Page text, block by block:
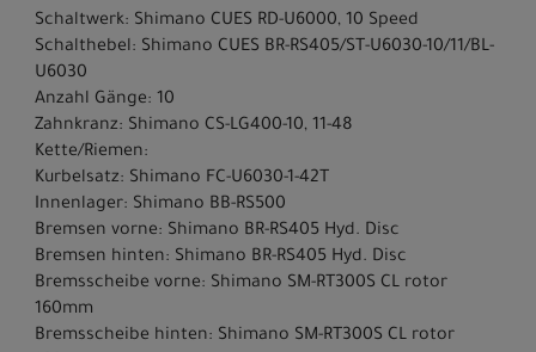
Schaltwerk: Shimano CUES RD-U6000, 10 Speed
Schalthebel: Shimano CUES BR-RS405/ST-U6030-10/11/BL-
U6030
Anzahl Gänge: 10
Zahnkranz: Shimano CS-LG400-10, 11-48
Kette/Riemen:
Kurbelsatz: Shimano FC-U6030-1-42T
Innenlager: Shimano BB-RS500
Bremsen vorne: Shimano BR-RS405 Hyd. Disc
Bremsen hinten: Shimano BR-RS405 Hyd. Disc
Bremsscheibe vorne: Shimano SM-RT300S CL rotor
160mm
Bremsscheibe hinten: Shimano SM-RT300S CL rotor